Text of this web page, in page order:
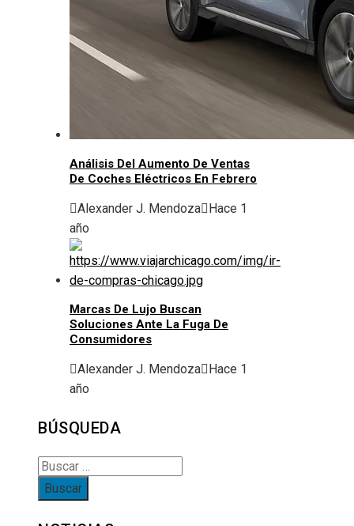
Análisis Del Aumento De Ventas
De Coches Eléctricos En Febrero
Alexander J. Mendoza Hace 1
año
Marcas De Lujo Buscan
Soluciones Ante La Fuga De
Consumidores
Alexander J. Mendoza Hace 1
año
BÚSQUEDA
Buscar: